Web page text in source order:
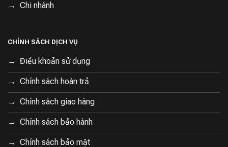
Chi nhánh
CHÍNH SÁCH DỊCH VỤ
Điều khoản sử dụng
Chính sách hoàn trả
Chính sách giao hàng
Chính sách bảo hành
Chính sách bảo mật